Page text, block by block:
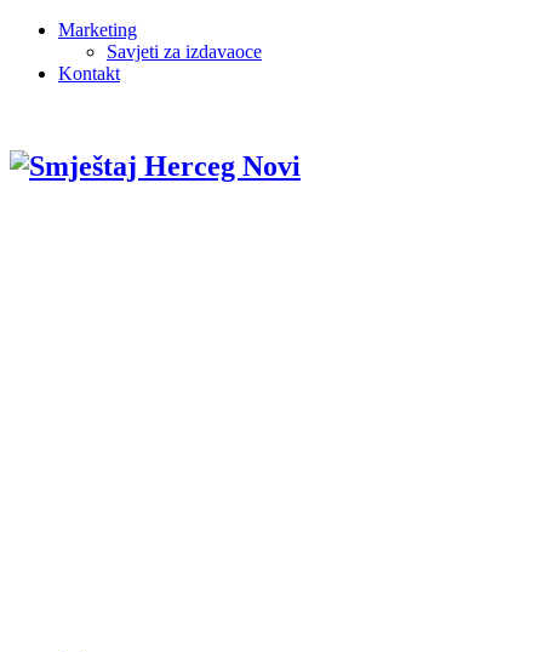
Marketing
Savjeti za izdavaoce
Kontakt